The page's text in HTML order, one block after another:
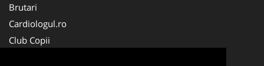
Brutari
Cardiologul.ro
Club Copii